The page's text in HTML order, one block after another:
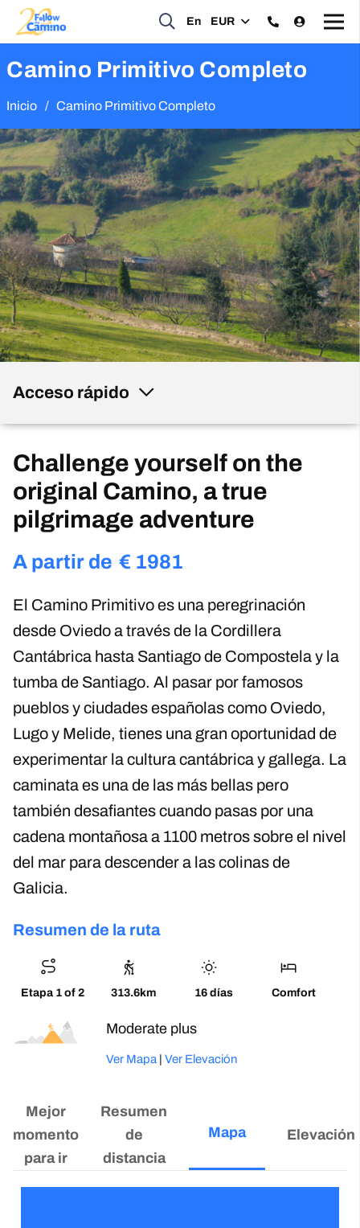
En EUR
Camino Primitivo Completo
Inicio / Camino Primitivo Completo
Acceso rápido
Challenge yourself on the
original Camino, a true
pilgrimage adventure
A partir de € 1981
El Camino Primitivo es una peregrinación
desde Oviedo a través de la Cordillera
Cantábrica hasta Santiago de Compostela y la
tumba de Santiago. Al pasar por famosos
pueblos y ciudades españolas como Oviedo,
Lugo y Melide, tienes una gran oportunidad de
experimentar la cultura cantábrica y gallega. La
caminata es una de las más bellas pero
también desafiantes cuando pasas por una
cadena montañosa a 1100 metros sobre el nivel
del mar para descender a las colinas de
Galicia.
Resumen de la ruta
Etapa 1 of 2 313.6km 16 días Comfort
Moderado-alto
Ver Mapa | Ver Elevación
Mejor
momento
para ir
Resumen
de
distancia
Mapa Elevación